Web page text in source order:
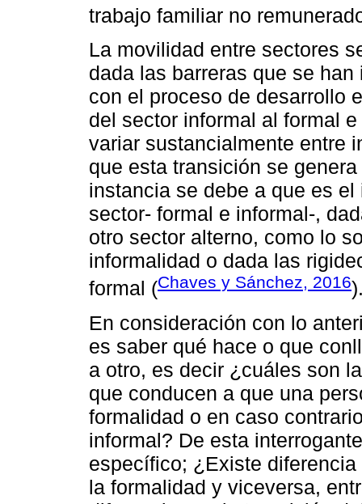
trabajo familiar no
La movilidad entre sectores
dada las barreras que se
con el proceso de desarrollo
del sector informal al formal
variar sustancialmente entre
que esta transición se
instancia se debe a que es
sector- formal e informal-,
otro sector alterno, como lo
informalidad o dada las
formal (Chaves y Sánchez, 2016
En consideración con lo
es saber qué hace o que
a otro, es decir ¿cuáles son
que conducen a que una
formalidad o en caso
informal? De esta
específico; ¿Existe
la formalidad y viceversa,